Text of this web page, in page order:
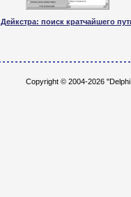
Дейкстра: поиск кратчайшего
Copyright © 2004-2026